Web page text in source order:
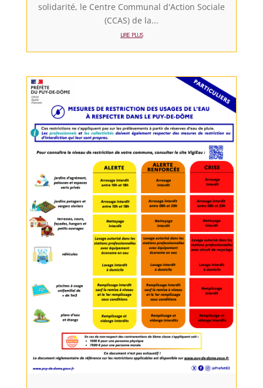
solidarité, le Centre Communal d'Action Sociale
(CCAS) de la...
lire plus